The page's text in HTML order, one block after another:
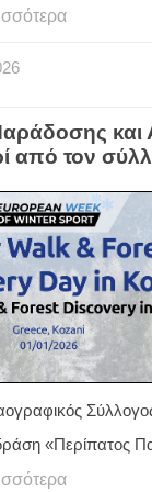
από τον
«Περίπατος